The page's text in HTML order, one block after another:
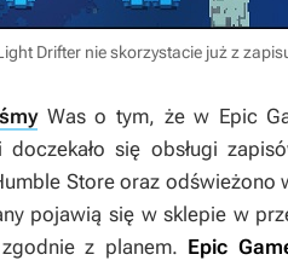
Drifter nie skorzystacie już z
Was o tym, że w Epic
się obsługi
Store oraz
pojawią się w sklepie w
z planem. Epic